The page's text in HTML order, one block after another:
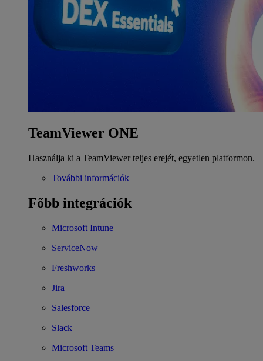
TeamViewer ONE
Használja ki a TeamViewer teljes erejét, egyetlen platformon.
További információk
Főbb integrációk
Microsoft Intune
ServiceNow
Freshworks
Jira
Salesforce
Slack
Microsoft Teams